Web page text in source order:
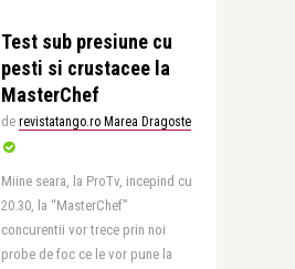
Test sub presiune cu
pesti si crustacee la
MasterChef
de revistatango.ro Marea Dragoste
Miine seara, la ProTv, incepind cu
20.30, la “MasterChef”
concurentii vor trece prin noi
probe de foc ce le vor pune la